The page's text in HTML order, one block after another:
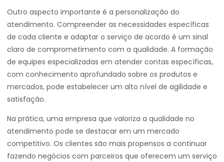
Outro aspecto importante é a personalização do
atendimento. Compreender as necessidades específicas
de cada cliente e adaptar o serviço de acordo é um sinal
claro de comprometimento com a qualidade. A formação
de equipes especializadas em atender contas específicas,
com conhecimento aprofundado sobre os produtos e
mercados, pode estabelecer um alto nível de agilidade e
satisfação.
Na prática, uma empresa que valoriza a qualidade no
atendimento pode se destacar em um mercado
competitivo. Os clientes são mais propensos a continuar
fazendo negócios com parceiros que oferecem um serviço